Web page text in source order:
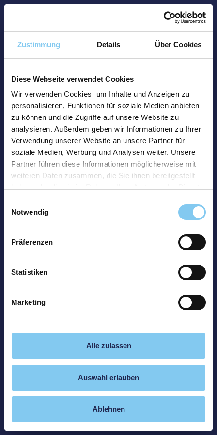
Zustimmung Details Über Cookies
Diese Webseite verwendet Cookies
Wir verwenden Cookies, um Inhalte und Anzeigen zu
personalisieren, Funktionen für soziale Medien anbieten
zu können und die Zugriffe auf unsere Website zu
analysieren. Außerdem geben wir Informationen zu Ihrer
Verwendung unserer Website an unsere Partner für
soziale Medien, Werbung und Analysen weiter. Unsere
Partner führen diese Informationen möglicherweise mit
weiteren Daten zusammen, die Sie ihnen bereitgestellt
Notwendig
Präferenzen
Statistiken
Marketing
Alle zulassen
Auswahl erlauben
Ablehnen